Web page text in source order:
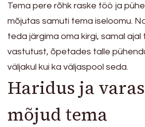
Tema pere rõhk raske töö ja
mõjutas samuti tema iseloomu.
teda järgima oma kirgi, samal
vastutust, õpetades talle
väljakul kui ka väljaspool seda.
Haridus ja
mõjud tema